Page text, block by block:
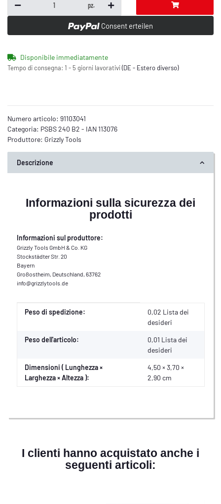
pz.
Consent erteilen
Disponibile immediatamente
Tempo di consegna: 1 - 5 giorni lavorativi(DE - Estero diverso)
Numero articolo: 91103041
Categoria: PSBS 240 B2 - IAN 113076
Produttore: Grizzly Tools
Descrizione
Informazioni sulla sicurezza dei
prodotti
Informazioni sul produttore:
Grizzly Tools GmbH & Co. KG
Stockstädter Str. 20
Bayern
Großostheim, Deutschland, 63762
info@grizzlytools.de
Caratteristica del prodotto
Valore
Peso di spedizione:
0,02 Lista dei
desideri
Peso dell'articolo: 0,01 Lista dei
desideri
Dimensioni ( Lunghezza ×
Larghezza × Altezza ):
4,50 × 3,70 ×
2,90 cm
I clienti hanno acquistato anche i
seguenti articoli: